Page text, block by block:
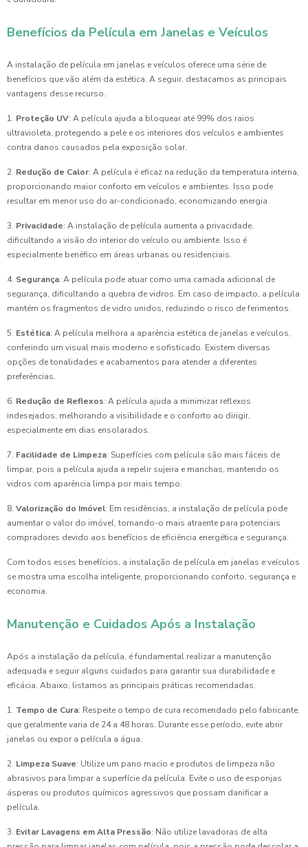
Benefícios da Película em Janelas e Veículos
A instalação de película em janelas e veículos oferece uma série de
benefícios que vão além da estética. A seguir, destacamos as principais
vantagens desse recurso.
1. Proteção UV: A película ajuda a bloquear até 99% dos raios
ultravioleta, protegendo a pele e os interiores dos veículos e ambientes
contra danos causados pela exposição solar.
2. Redução de Calor: A película é eficaz na redução da temperatura interna,
proporcionando maior conforto em veículos e ambientes. Isso pode
resultar em menor uso do ar-condicionado, economizando energia.
3. Privacidade: A instalação de película aumenta a privacidade,
dificultando a visão do interior do veículo ou ambiente. Isso é
especialmente benéfico em áreas urbanas ou residenciais.
4. Segurança: A película pode atuar como uma camada adicional de
segurança, dificultando a quebra de vidros. Em caso de impacto, a película
mantém os fragmentos de vidro unidos, reduzindo o risco de ferimentos.
5. Estética: A película melhora a aparência estética de janelas e veículos,
conferindo um visual mais moderno e sofisticado. Existem diversas
opções de tonalidades e acabamentos para atender a diferentes
preferências.
6. Redução de Reflexos: A película ajuda a minimizar reflexos
indesejados, melhorando a visibilidade e o conforto ao dirigir,
especialmente em dias ensolarados.
7. Facilidade de Limpeza: Superfícies com película são mais fáceis de
limpar, pois a película ajuda a repelir sujeira e manchas, mantendo os
vidros com aparência limpa por mais tempo.
8. Valorização do Imóvel: Em residências, a instalação de película pode
aumentar o valor do imóvel, tornando-o mais atraente para potenciais
compradores devido aos benefícios de eficiência energética e segurança.
Com todos esses benefícios, a instalação de película em janelas e veículos
se mostra uma escolha inteligente, proporcionando conforto, segurança e
economia.
Manutenção e Cuidados Após a Instalação
Após a instalação da película, é fundamental realizar a manutenção
adequada e seguir alguns cuidados para garantir sua durabilidade e
eficácia. Abaixo, listamos as principais práticas recomendadas.
1. Tempo de Cura: Respeite o tempo de cura recomendado pelo fabricante,
que geralmente varia de 24 a 48 horas. Durante esse período, evite abrir
janelas ou expor a película a água.
2. Limpeza Suave: Utilize um pano macio e produtos de limpeza não
abrasivos para limpar a superfície da película. Evite o uso de esponjas
ásperas ou produtos químicos agressivos que possam danificar a
película.
3. Evitar Lavagens em Alta Pressão: Não utilize lavadoras de alta